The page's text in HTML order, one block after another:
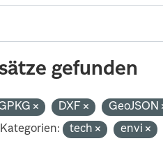
gefunden
DXF GeoJSON
Kategorien: tech envi